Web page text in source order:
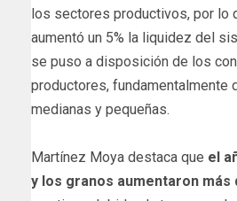
los sectores productivos, por lo
aumentó un 5% la liquidez del
se puso a disposición de los
productores, fundamentalmente
medianas y pequeñas.
Martínez Moya destaca que el
y los granos aumentaron más